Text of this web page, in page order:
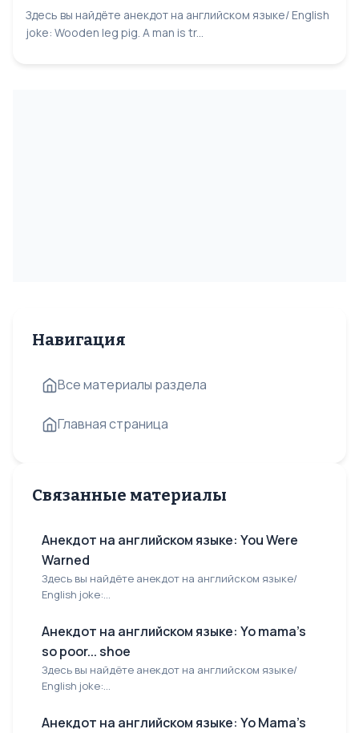
Здесь вы найдёте анекдот на английском языке/ English
joke: Wooden leg pig. A man is tr...
Навигация
Все материалы раздела
Главная страница
Связанные материалы
Анекдот на английском языке: You Were
Warned
Здесь вы найдёте анекдот на английском языке/
English joke:...
Анекдот на английском языке: Yo mama's
so poor... shoe
Здесь вы найдёте анекдот на английском языке/
English joke:...
Анекдот на английском языке: Yo Mama's